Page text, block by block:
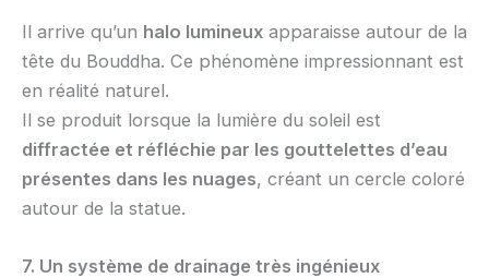
Il arrive qu’un halo lumineux apparaisse autour de la
tête du Bouddha. Ce phénomène impressionnant est
en réalité naturel.
Il se produit lorsque la lumière du soleil est
diffractée et réfléchie par les gouttelettes d’eau
présentes dans les nuages, créant un cercle coloré
autour de la statue.
7. Un système de drainage très ingénieux